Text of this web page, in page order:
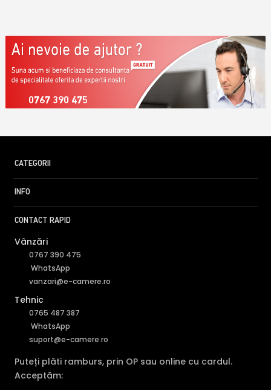
0767 390 475
CATEGORII
INFO
CONTACT RAPID
Vânzări
0767 390 475
WhatsApp
vanzari@e-camere.ro
Tehnic
0765 487 387
WhatsApp
suport@e-camere.ro
Puteți plăti ramburs, prin OP sau online cu cardul.
Acceptăm: